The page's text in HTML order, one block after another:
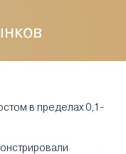
в пределах 0,1-